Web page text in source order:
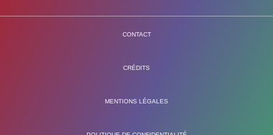
CONTACT
CRÉDITS
MENTIONS LÉGALES